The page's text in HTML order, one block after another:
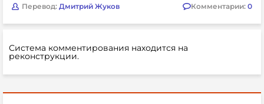
Перевод: Дмитрий Жуков Комментарии: 0
Система комментирования находится на
реконструкции.